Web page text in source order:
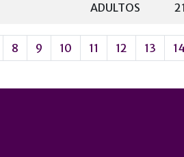
ADULTOS
8 9 10 11 12 13